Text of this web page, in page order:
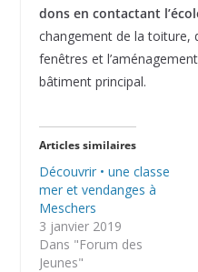
dons en contactant
changement de la toiture,
fenêtres et
bâtiment principal.
Articles similaires
Découvrir • une classe
mer et vendanges à
Meschers
3 janvier 2019
Dans "Forum des
Jeunes"